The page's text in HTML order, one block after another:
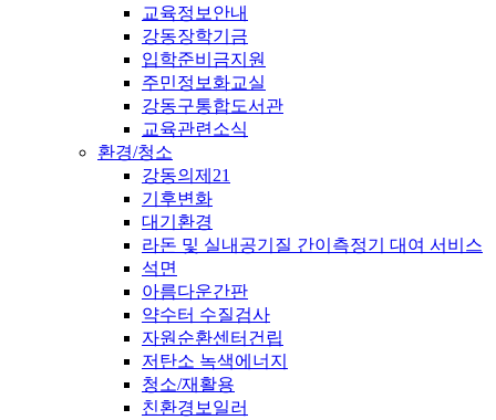
교육정보안내
강동장학기금
입학준비금지원
주민정보화교실
강동구통합도서관
교육관련소식
환경/청소
강동의제21
기후변화
대기환경
라돈 및 실내공기질 간이측정기 대여 서비스
석면
아름다운간판
약수터 수질검사
자원순환센터건립
저탄소 녹색에너지
청소/재활용
친환경보일러